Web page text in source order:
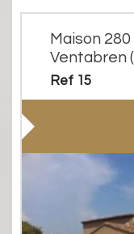
Maison
Ventabren
Ref 15